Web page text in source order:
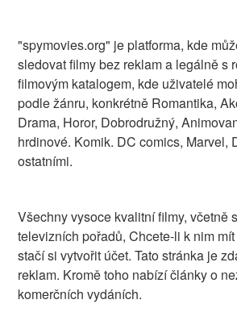
"spymovies.org" je platforma, kde
sledovat filmy bez reklam a legálně s
filmovým katalogem, kde uživatelé
podle žánru, konkrétně Romantika,
Drama, Horor, Dobrodružný,
hrdinové. Komik. DC comics, Marvel,
ostatními.
Všechny vysoce kvalitní filmy, včetně
televizních pořadů, Chcete-li k nim
stačí si vytvořit účet. Tato stránka je
reklam. Kromě toho nabízí články o
komerčních vydáních.